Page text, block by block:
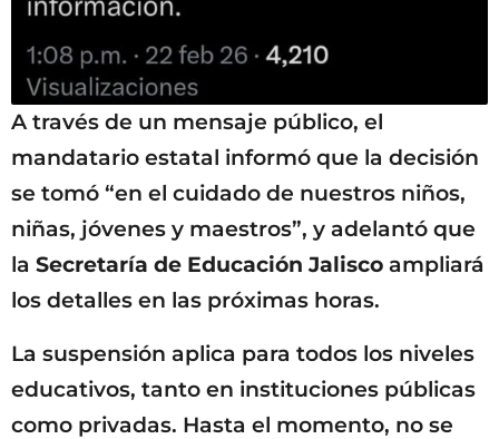
A través de un mensaje público, el
mandatario estatal informó que la decisión
se tomó “en el cuidado de nuestros niños,
niñas, jóvenes y maestros”, y adelantó que
la Secretaría de Educación Jalisco ampliará
los detalles en las próximas horas.
La suspensión aplica para todos los niveles
educativos, tanto en instituciones públicas
como privadas. Hasta el momento, no se